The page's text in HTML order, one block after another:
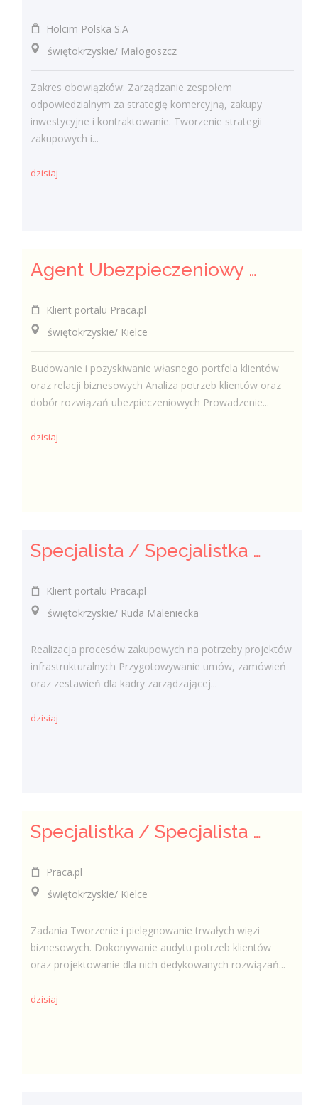
Holcim Polska S.A
świętokrzyskie/ Małogoszcz
Zakres obowiązków: Zarządzanie zespołem
odpowiedzialnym za strategię komercyjną, zakupy
inwestycyjne i kontraktowanie. Tworzenie strategii
zakupowych i...
dzisiaj
Agent Ubezpieczeniowy / Agentka Ubezpieczeniowa
Klient portalu Praca.pl
świętokrzyskie/ Kielce
Budowanie i pozyskiwanie własnego portfela klientów
oraz relacji biznesowych Analiza potrzeb klientów oraz
dobór rozwiązań ubezpieczeniowych Prowadzenie...
dzisiaj
Specjalista / Specjalistka ds. Zakupów
Klient portalu Praca.pl
świętokrzyskie/ Ruda Maleniecka
Realizacja procesów zakupowych na potrzeby projektów
infrastrukturalnych Przygotowywanie umów, zamówień
oraz zestawień dla kadry zarządzającej...
dzisiaj
Specjalistka / Specjalista ds. Sprzedaży ubezpieczeń
Praca.pl
świętokrzyskie/ Kielce
Zadania Tworzenie i pielęgnowanie trwałych więzi
biznesowych. Dokonywanie audytu potrzeb klientów
oraz projektowanie dla nich dedykowanych rozwiązań...
dzisiaj